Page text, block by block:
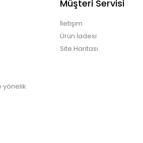
yönelik
Müşteri Servisi
İletişim
Ürün İadesi
Site Haritası